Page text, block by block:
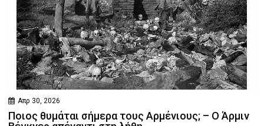
Απρ 30, 2026
Ποιος θυμάται σήμερα τους Αρμένιους; – Ο Άρμιν